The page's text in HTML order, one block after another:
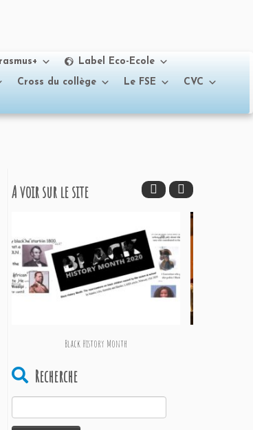
Label Eco-Ecole
Cross du collège Le FSE
CVC
A voir sur le site
Black History Month
Recherche